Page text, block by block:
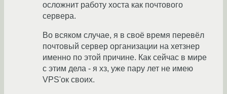
осложнит работу хоста как почтового
сервера.
Во всяком случае, я в своё время перевёл
почтовый сервер организации на хетзнер
именно по этой причине. Как сейчас в мире
с этим дела - я хз, уже пару лет не имею
VPS'ок своих.